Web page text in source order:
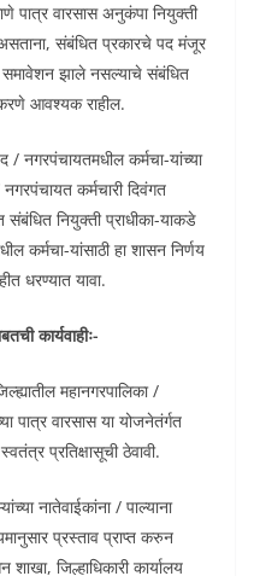
पात्र वारसास अनुकंपा नियुक्ती
असताना, संबंधित प्रकारचे पद मंजूर
झाले नसल्याचे संबंधित
करणे आवश्यक राहील.
/ नगरपंचायतमधील कर्मचा-यांच्या
कर्मचारी दिवंगत
संबंधित नियुक्ती प्राधीका-याकडे
कर्मचा-यांसाठी हा शासन निर्णय
धरण्यात यावा.
कार्यवाहीः-
महानगरपालिका /
पात्र वारसास या योजनेतंर्गत
प्रतिक्षासूची ठेवावी.
नातेवाईकांना / पाल्याना
प्रस्ताव प्राप्त करुन
जिल्हाधिकारी कार्यालय